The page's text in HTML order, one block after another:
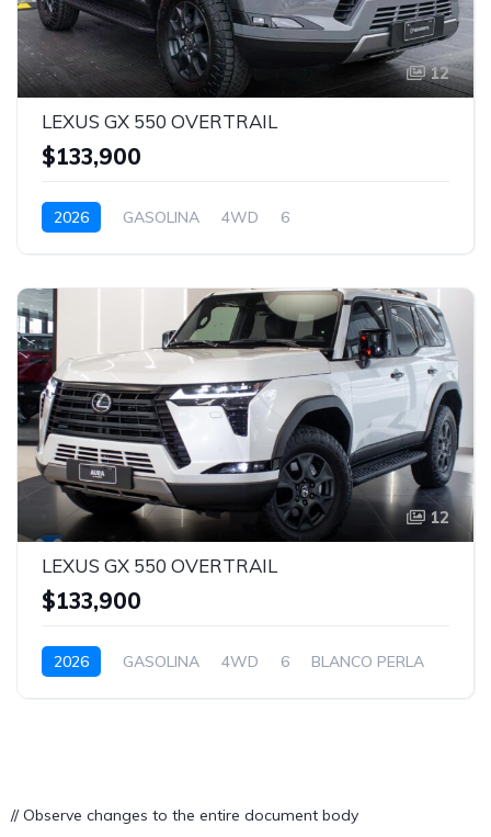
12
LEXUS GX 550 OVERTRAIL
$133,900
2026 GASOLINA 4WD
6
12
LEXUS GX 550 OVERTRAIL
$133,900
2026 GASOLINA 4WD 6 BLANCO PERLA
// Observe changes to the entire document body